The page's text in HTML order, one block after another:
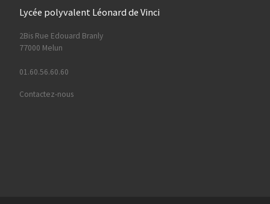
Lycée polyvalent Léonard de Vinci
2Bis Rue Edouard Branly
77000 Melun
01.60.56.60.60
Contactez-nous